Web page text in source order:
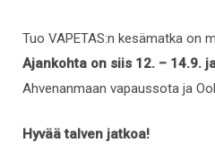
Tuo VAPETAS:n kesämatka on
Ajankohta on siis 12. – 14.9.
Ahvenanmaan vapaussota ja
Hyvää talven jatkoa!